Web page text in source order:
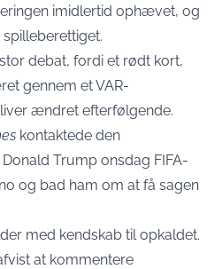
imidlertid ophævet, og
debat, fordi et rødt kort,
gennem et VAR-
ændret efterfølgende.
kontaktede den
Trump onsdag FIFA-
og bad ham om at få sagen
med kendskab til opkaldet.
at kommentere